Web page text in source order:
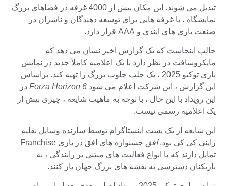
تبدیل می شوند. این مکان بیش از 4000 غرفه در فضاهای بزرگ
نمایشگاه ، با غرفه هایی برای توسعه دهندگان و ناشران در
صنعت بازی های ایندی و AAA قرار دارد.
جالب اینجاست که یک گزارش اخیر نشان می دهد که
مایکروسافت در نظر دارد با یک اعلامیه کاملاً جدید در نمایش
بازی توکیو 2025 ، یک چلپ چلوپ بزرگ را تهیه کند. براساس
این گزارش ، این شرکت اعلام می شود Forza Horizon 6 در
این رویداد با این حال ، با توجه به ماهیت شایعه ، چیزی بیش از
یک اعلامیه رسمی نیست.
این شایعه از یک پست اینستاگرام توسط سازنده وسایل نقلیه
ژاپنی کی کی بود.افق
جشنواره های افق در بازی Franchise
تمایل دارند که با انواع فعالیت های مبتنی بر رانندگی ، به
بازیکنان دسترسی به نقشه های بزرگ جهان باز کنند.